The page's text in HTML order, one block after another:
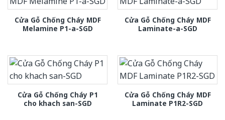
Cửa Gỗ Chống Cháy MDF
Melamine P1-a-SGD
Cửa Gỗ Chống Cháy MDF
Laminate-a-SGD
Cửa Gỗ Chống Cháy P1
cho khach san-SGD
Cửa Gỗ Chống Cháy MDF
Laminate P1R2-SGD